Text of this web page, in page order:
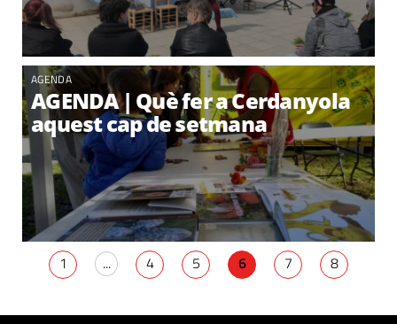
AGENDA
AGENDA | Què fer a Cerdanyola
aquest cap de setmana
1 ... 4 5 6 7 8